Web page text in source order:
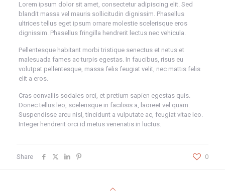
Lorem ipsum dolor sit amet, consectetur adipiscing elit. Sed
blandit massa vel mauris sollicitudin dignissim. Phasellus
ultrices tellus eget ipsum ornare molestie scelerisque eros
dignissim. Phasellus fringilla hendrerit lectus nec vehicula.
Pellentesque habitant morbi tristique senectus et netus et
malesuada fames ac turpis egestas. In faucibus, risus eu
volutpat pellentesque, massa felis feugiat velit, nec mattis felis
elit a eros.
Cras convallis sodales orci, et pretium sapien egestas quis.
Donec tellus leo, scelerisque in facilisis a, laoreet vel quam.
Suspendisse arcu nisl, tincidunt a vulputate ac, feugiat vitae leo.
Integer hendrerit orci id metus venenatis in luctus.
Share 0